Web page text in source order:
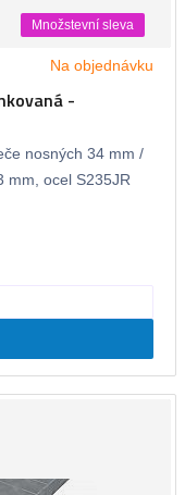
Množstevní sleva
Na objednávku
-
nosných 34 mm /
mm, ocel S235JR